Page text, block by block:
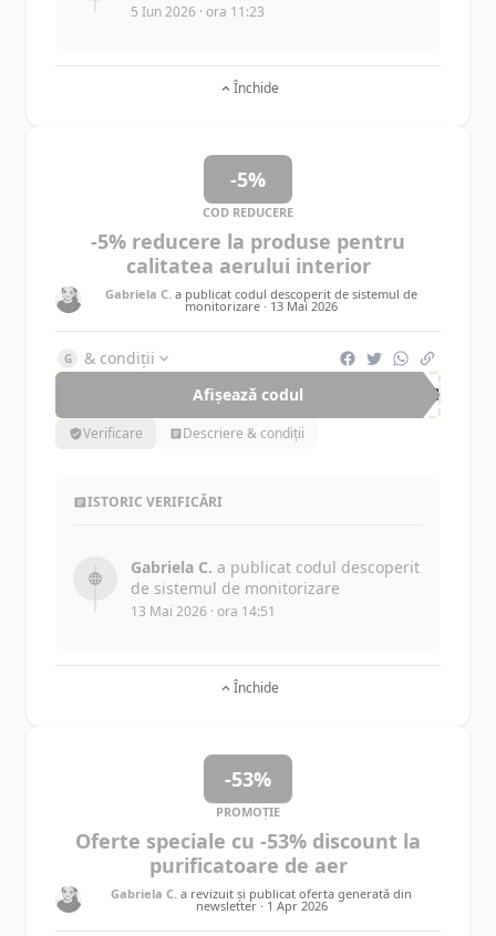
5 Iun 2026 · ora 11:23
Închide
-5%
COD REDUCERE
-5% reducere la produse pentru
calitatea aerului interior
Gabriela C. a publicat codul descoperit de sistemul de
monitorizare · 13 Mai 2026
G
& condiții
Afișează codul
ECO
Verificare Descriere & condiții
ISTORIC VERIFICĂRI
Gabriela C. a publicat codul descoperit
de sistemul de monitorizare
13 Mai 2026 · ora 14:51
Închide
-53%
PROMOȚIE
Oferte speciale cu -53% discount la
purificatoare de aer
Gabriela C. a revizuit și publicat oferta generată din
newsletter · 1 Apr 2026